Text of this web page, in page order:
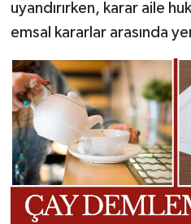
uyandırırken, karar aile
emsal kararlar arasında